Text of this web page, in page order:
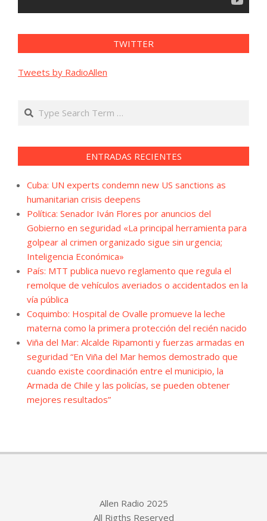
TWITTER
Tweets by RadioAllen
Search
ENTRADAS RECIENTES
Cuba: UN experts condemn new US sanctions as
humanitarian crisis deepens
Política: Senador Iván Flores por anuncios del
Gobierno en seguridad «La principal herramienta para
golpear al crimen organizado sigue sin urgencia;
Inteligencia Económica»
País: MTT publica nuevo reglamento que regula el
remolque de vehículos averiados o accidentados en la
vía pública
Coquimbo: Hospital de Ovalle promueve la leche
materna como la primera protección del recién nacido
Viña del Mar: Alcalde Ripamonti y fuerzas armadas en
seguridad “En Viña del Mar hemos demostrado que
cuando existe coordinación entre el municipio, la
Armada de Chile y las policías, se pueden obtener
mejores resultados”
Allen Radio 2025
All Rigths Reserved